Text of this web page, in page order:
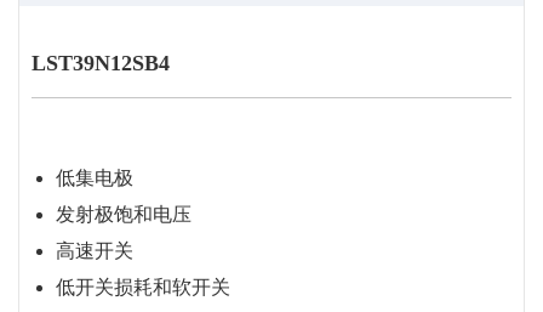
LST39N12SB4
低集电极
发射极饱和电压
高速开关
低开关损耗和软开关